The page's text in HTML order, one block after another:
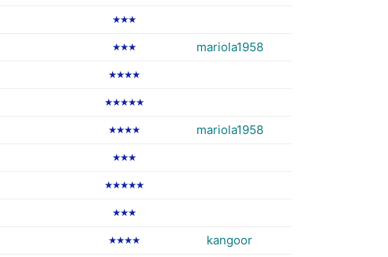
★★★
★★★ mariola1958
★★★★
★★★★★
★★★★ mariola1958
★★★
★★★★★
★★★
★★★★ kangoor